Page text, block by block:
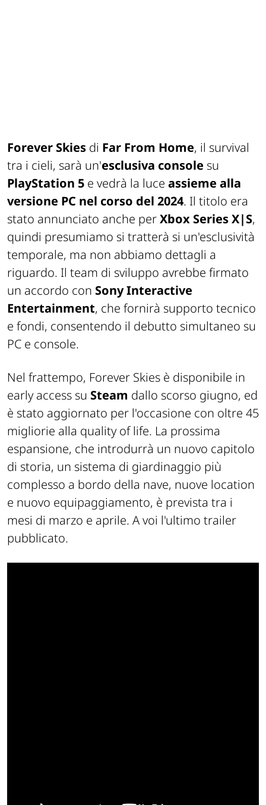
Forever Skies di Far From Home, il survival
tra i cieli, sarà un'esclusiva console su
PlayStation 5 e vedrà la luce assieme alla
versione PC nel corso del 2024. Il titolo era
stato annunciato anche perXbox Series X|S,
quindi presumiamo si tratterà si un'esclusività
temporale, ma non abbiamo dettagli a
riguardo. Il team di sviluppo avrebbe firmato
un accordo con Sony Interactive
Entertainment, che fornirà supporto tecnico
e fondi, consentendo il debutto simultaneo su
PC e console.
Nel frattempo, Forever Skies è disponibile in
early access su Steam dallo scorso giugno, ed
è stato aggiornato per l'occasione con oltre 45
migliorie alla quality of life. La prossima
espansione, che introdurrà un nuovo capitolo
di storia, un sistema di giardinaggio più
complesso a bordo della nave, nuove location
e nuovo equipaggiamento, è prevista tra i
mesi di marzo e aprile. A voi l'ultimo trailer
pubblicato.